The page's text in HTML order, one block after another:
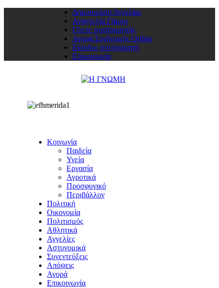
Δημοσιεύση Αγγελίας
Αναγγελία Γάμου
Γίνετε συνδρομητής
Αγορά Συνδρομής Online
Είσοδος συνδρομητή
Επικοινωνία
Κοινωνία
Παιδεία
Υγεία
Εργασία
Αγροτικά
Προσφυγικό
Περιβάλλον
Πολιτική
Οικονομία
Πολιτισμός
Αθλητικά
Αγγελίες
Αστυνομικά
Συνεντεύξεις
Απόψεις
Αγορά
Επικοινωνία